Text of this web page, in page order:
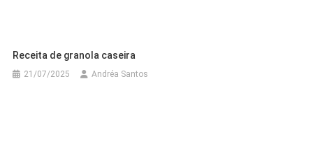
Receita de granola caseira
21/07/2025 Andréa Santos